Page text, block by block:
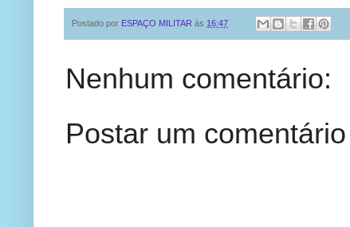
Postado por ESPAÇO MILITAR às 16:47
Nenhum comentário:
Postar um comentário